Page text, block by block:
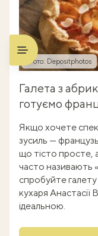
Фото: Depositphotos
Галета з
готуємо
Якщо хочете
зусиль —
що тісто просте,
часто називають
спробуйте
кухаря
ідеальною.